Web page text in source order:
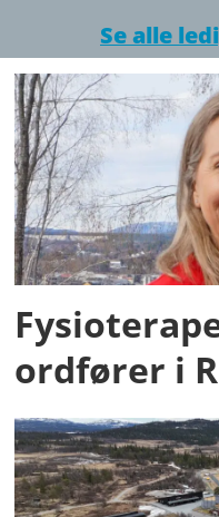
Se alle
ordfører i